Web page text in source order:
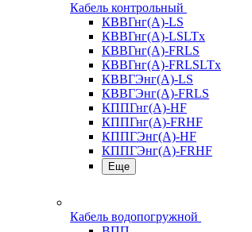
Кабель контрольный
КВВГнг(А)-LS
КВВГнг(А)-LSLTx
КВВГнг(А)-FRLS
КВВГнг(А)-FRLSLTx
КВВГЭнг(А)-LS
КВВГЭнг(А)-FRLS
КППГнг(А)-HF
КППГнг(А)-FRHF
КППГЭнг(А)-HF
КППГЭнг(А)-FRHF
Еще
Кабель водопогружной